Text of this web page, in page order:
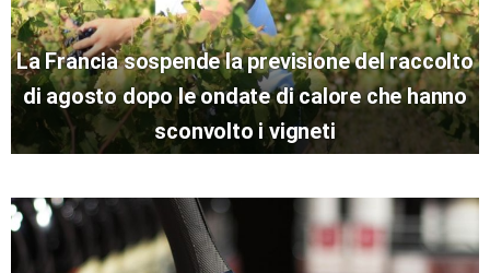
La Francia sospende la previsione del raccolto
di agosto dopo le ondate di calore che hanno
sconvolto i vigneti